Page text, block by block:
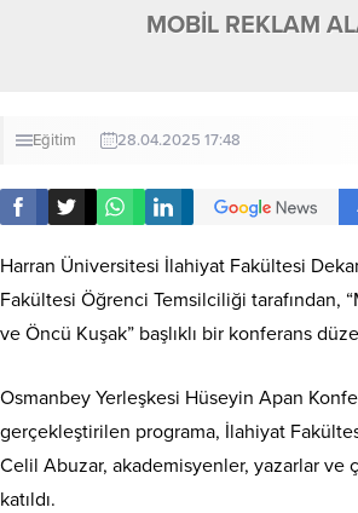
MOBİL REKLAM
Eğitim 28.04.2025 17:48
Harran Üniversitesi İlahiyat Fakültesi
Fakültesi Öğrenci Temsilciliği tarafından,
ve Öncü Kuşak” başlıklı bir konferans
Osmanbey Yerleşkesi Hüseyin Apan
gerçekleştirilen programa, İlahiyat
Celil Abuzar, akademisyenler, yazarlar ve
katıldı.